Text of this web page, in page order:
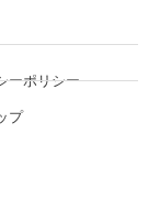
ーポリシー
プ